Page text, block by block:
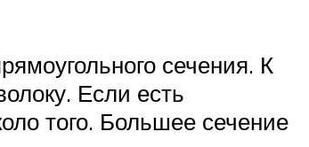
сечения. К
Если есть
того. Большее сечение